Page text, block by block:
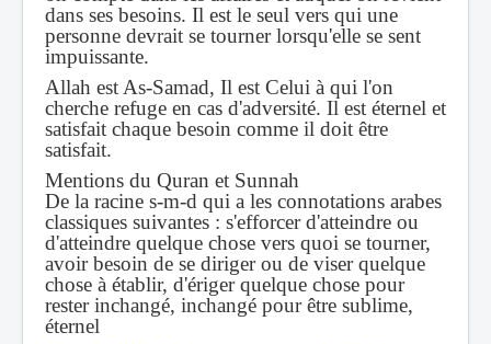
dans ses besoins. Il est le seul vers qui une
personne devrait se tourner lorsqu'elle se sent
impuissante.
Allah est As-Samad, Il est Celui à qui l'on
cherche refuge en cas d'adversité. Il est éternel et
satisfait chaque besoin comme il doit être
satisfait.
Mentions du Quran et Sunnah
De la racine s-m-d qui a les connotations arabes
classiques suivantes : s'efforcer d'atteindre ou
d'atteindre quelque chose vers quoi se tourner,
avoir besoin de se diriger ou de viser quelque
chose à établir, d'ériger quelque chose pour
rester inchangé, inchangé pour être sublime,
éternel